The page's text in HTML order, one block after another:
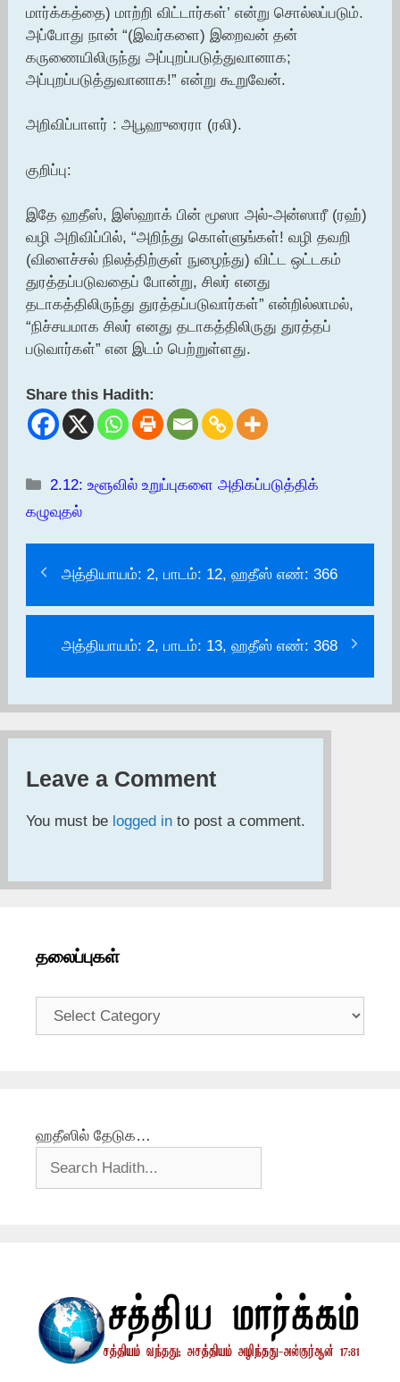
மார்க்கத்தை) மாற்றி விட்டார்கள்’ என்று சொல்லப்படும்.
அப்போது நான் “(இவர்களை) இறைவன் தன்
கருணையிலிருந்து அப்புறப்படுத்துவானாக;
அப்புறப்படுத்துவானாக!” என்று கூறுவேன்.
அறிவிப்பாளர் : அபூஹுரைரா (ரலி).
குறிப்பு:
இதே ஹதீஸ், இஸ்ஹாக் பின் மூஸா அல்-அன்ஸாரீ (ரஹ்)
வழி அறிவிப்பில், “அறிந்து கொள்ளுங்கள்! வழி தவறி
(விளைச்சல் நிலத்திற்குள் நுழைந்து) விட்ட ஒட்டகம்
துரத்தப்படுவதைப் போன்று, சிலர் எனது
தடாகத்திலிருந்து துரத்தப்படுவார்கள்” என்றில்லாமல்,
“நிச்சயமாக சிலர் எனது தடாகத்திலிருது துரத்தப்
படுவார்கள்” என இடம் பெற்றுள்ளது.
Share this Hadith:
Categories
2.12: உளூவில் உறுப்புகளை அதிகப்படுத்திக்
கழுவுதல்
அத்தியாயம்: 2, பாடம்: 12, ஹதீஸ் எண்: 366
அத்தியாயம்: 2, பாடம்: 13, ஹதீஸ் எண்: 368
Leave a Comment
You must be logged in to post a comment.
தலைப்புகள்
தலைப்புகள்
ஹதீஸில் தேடுக…